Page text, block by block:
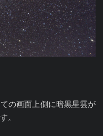
の画面上側に暗黒星雲が
。